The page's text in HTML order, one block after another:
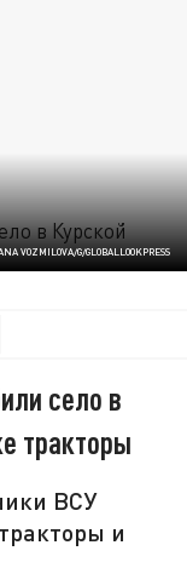
VOZMILOVA/G/GLOBALLOOKPRESS
село в
тракторы
ВСУ
и